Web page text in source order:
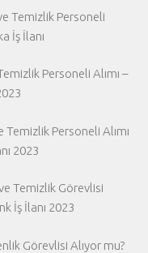
Temizlik Personeli
İş İlanı
Personeli Alımı –
Temizlik Personeli Alımı
2023
Temizlik Görevlisi
İş İlanı 2023
Görevlisi Alıyor mu?